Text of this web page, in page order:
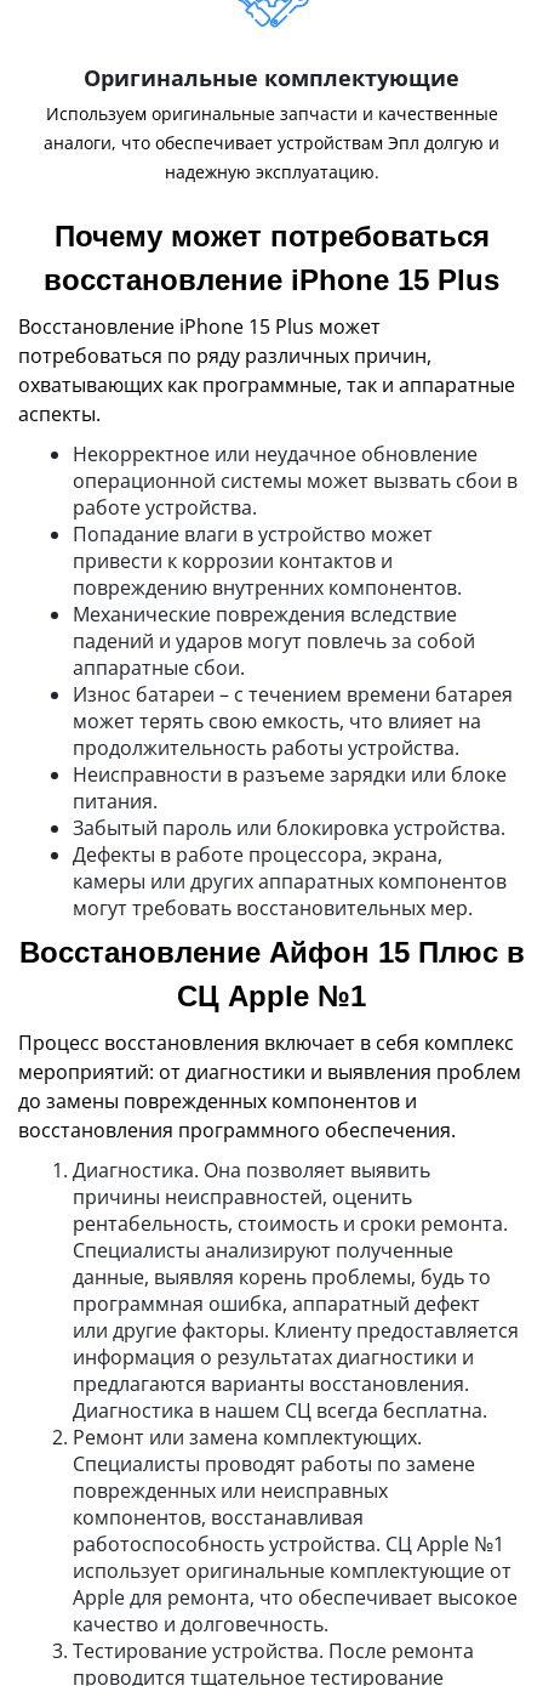
Оригинальные комплектующие
Используем оригинальные запчасти и качественные
аналоги, что обеспечивает устройствам Эпл долгую и
надежную эксплуатацию.
Почему может потребоваться
восстановление iPhone 15 Plus
Восстановление iPhone 15 Plus может
потребоваться по ряду различных причин,
охватывающих как программные, так и аппаратные
аспекты.
Некорректное или неудачное обновление
операционной системы может вызвать сбои в
работе устройства.
Попадание влаги в устройство может
привести к коррозии контактов и
повреждению внутренних компонентов.
Механические повреждения вследствие
падений и ударов могут повлечь за собой
аппаратные сбои.
Износ батареи – с течением времени батарея
может терять свою емкость, что влияет на
продолжительность работы устройства.
Неисправности в разъеме зарядки или блоке
питания.
Забытый пароль или блокировка устройства.
Дефекты в работе процессора, экрана,
камеры или других аппаратных компонентов
могут требовать восстановительных мер.
Восстановление Айфон 15 Плюс в
СЦ Apple №1
Процесс восстановления включает в себя комплекс
мероприятий: от диагностики и выявления проблем
до замены поврежденных компонентов и
восстановления программного обеспечения.
Диагностика. Она позволяет выявить
причины неисправностей, оценить
рентабельность, стоимость и сроки ремонта.
Специалисты анализируют полученные
данные, выявляя корень проблемы, будь то
программная ошибка, аппаратный дефект
или другие факторы. Клиенту предоставляется
информация о результатах диагностики и
предлагаются варианты восстановления.
Диагностика в нашем СЦ всегда бесплатна.
Ремонт или замена комплектующих.
Специалисты проводят работы по замене
поврежденных или неисправных
компонентов, восстанавливая
работоспособность устройства. СЦ Apple №1
использует оригинальные комплектующие от
Apple для ремонта, что обеспечивает высокое
качество и долговечность.
Тестирование устройства. После ремонта
проводится тщательное тестирование